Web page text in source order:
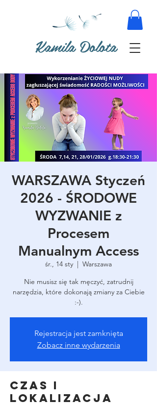
Kamila Dolota
WARSZAWA Styczeń
2026 - ŚRODOWE
WYZWANIE z
Procesem
Manualnym Access
śr., 14 sty
  |
Warszawa
Nie musisz się tak męczyć, zatrudnij
narzędzia, które dokonają zmiany za Ciebie
:-).
Rejestracja jest zamknięta
Zobacz inne wydarzenia
Czas i
lokalizacja